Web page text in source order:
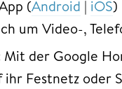
(Android | iOS)
um Video-,
Mit der Google
Festnetz oder